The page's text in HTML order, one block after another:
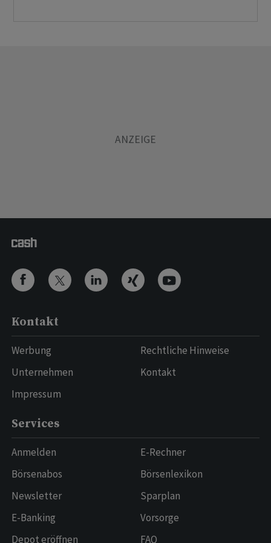
Kontakt
Werbung
Unternehmen
Impressum
Rechtliche Hinweise
Kontakt
Services
Anmelden
Börsenabos
Newsletter
E-Banking
Depot eröffnen
E-Rechner
Börsenlexikon
Sparplan
Vorsorge
FAQ